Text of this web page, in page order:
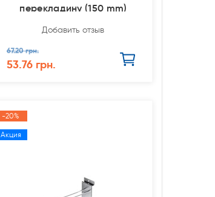
перекладину (150 mm)
Добавить отзыв
67.20 грн.
53.76 грн.
-20%
Акция